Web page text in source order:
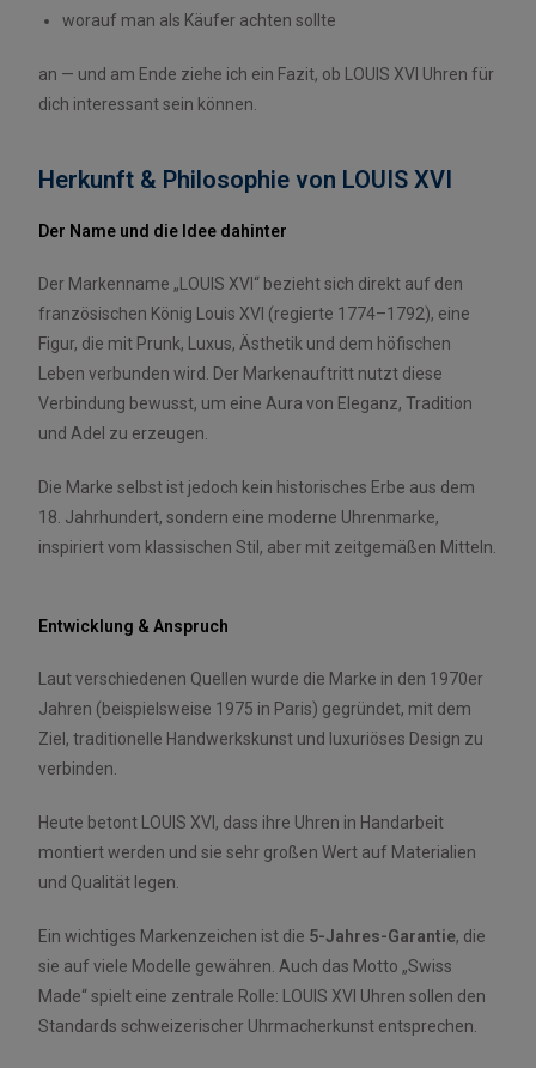
worauf man als Käufer achten sollte
an — und am Ende ziehe ich ein Fazit, ob LOUIS XVI Uhren für
dich interessant sein können.
Herkunft & Philosophie von LOUIS XVI
Der Name und die Idee dahinter
Der Markenname „LOUIS XVI“ bezieht sich direkt auf den
französischen König Louis XVI (regierte 1774–1792), eine
Figur, die mit Prunk, Luxus, Ästhetik und dem höfischen
Leben verbunden wird. Der Markenauftritt nutzt diese
Verbindung bewusst, um eine Aura von Eleganz, Tradition
und Adel zu erzeugen.
Die Marke selbst ist jedoch kein historisches Erbe aus dem
18. Jahrhundert, sondern eine moderne Uhrenmarke,
inspiriert vom klassischen Stil, aber mit zeitgemäßen Mitteln.
Entwicklung & Anspruch
Laut verschiedenen Quellen wurde die Marke in den 1970er
Jahren (beispielsweise 1975 in Paris) gegründet, mit dem
Ziel, traditionelle Handwerkskunst und luxuriöses Design zu
verbinden.
Heute betont LOUIS XVI, dass ihre Uhren in Handarbeit
montiert werden und sie sehr großen Wert auf Materialien
und Qualität legen.
Ein wichtiges Markenzeichen ist die 5-Jahres-Garantie, die
sie auf viele Modelle gewähren. Auch das Motto „Swiss
Made“ spielt eine zentrale Rolle: LOUIS XVI Uhren sollen den
Standards schweizerischer Uhrmacherkunst entsprechen.